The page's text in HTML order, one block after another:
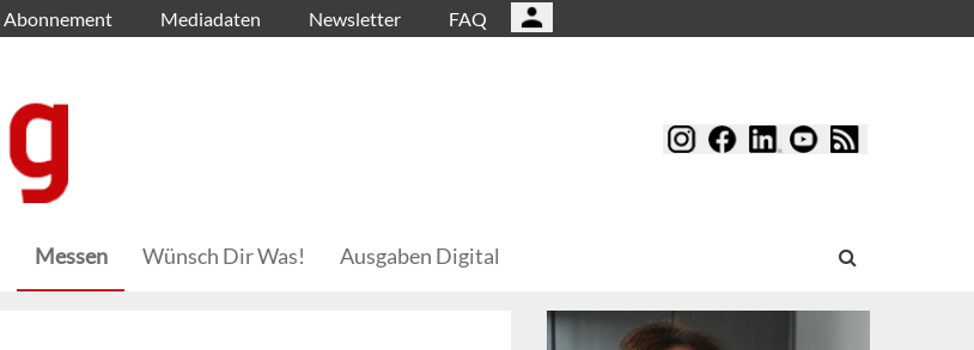
Abonnement Mediadaten Newsletter FAQ
Messen Wünsch Dir Was! Ausgaben Digital